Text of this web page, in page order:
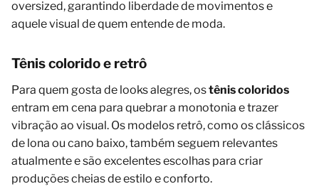
oversized, garantindo liberdade de movimentos e
aquele visual de quem entende de moda.
Tênis colorido e retrô
Para quem gosta de looks alegres, ostênis coloridos
entram em cena para quebrar a monotonia e trazer
vibração ao visual. Os modelos retrô, como os clássicos
de lona ou cano baixo, também seguem relevantes
atualmente e são excelentes escolhas para criar
produções cheias de estilo e conforto.